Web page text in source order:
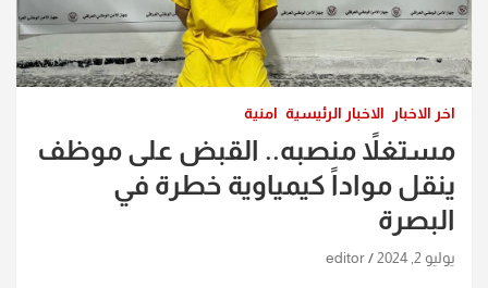
اخر الاخبار الاخبار الرئيسية امنية
مستغلاً منصبه.. القبض على موظف
ينقل مواداً كيمياوية خطرة في
البصرة
يوليو 2, 2024 editor